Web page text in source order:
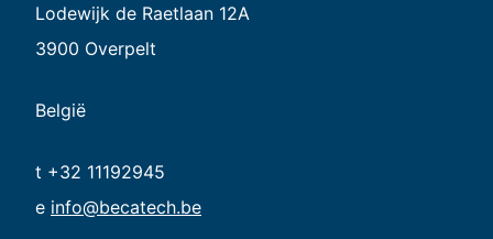
Lodewijk de Raetlaan 12A
3900 Overpelt
België
t +32 11192945
e info@becatech.be